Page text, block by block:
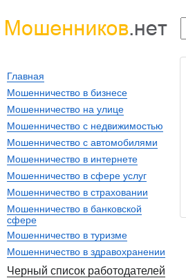
Главная
Мошенничество в бизнесе
Мошенничество на улице
Мошенничество с недвижимостью
Мошенничество с автомобилями
Мошенничество в интернете
Мошенничество в сфере услуг
Мошенничество в страховании
Мошенничество в банковской
сфере
Мошенничество в туризме
Мошенничество в здравохранении
Черный список работодателей